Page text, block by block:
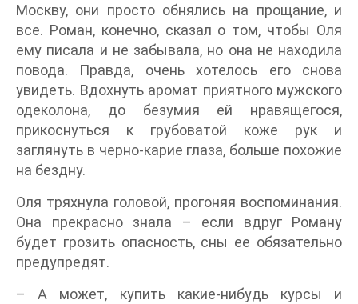
Москву, они просто обнялись на прощание, и
все. Роман, конечно, сказал о том, чтобы Оля
ему писала и не забывала, но она не находила
повода. Правда, очень хотелось его снова
увидеть. Вдохнуть аромат приятного мужского
одеколона, до безумия ей нравящегося,
прикоснуться к грубоватой коже рук и
заглянуть в черно-карие глаза, больше похожие
на бездну.
Оля тряхнула головой, прогоняя воспоминания.
Она прекрасно знала – если вдруг Роману
будет грозить опасность, сны ее обязательно
предупредят.
– А может, купить какие-нибудь курсы и